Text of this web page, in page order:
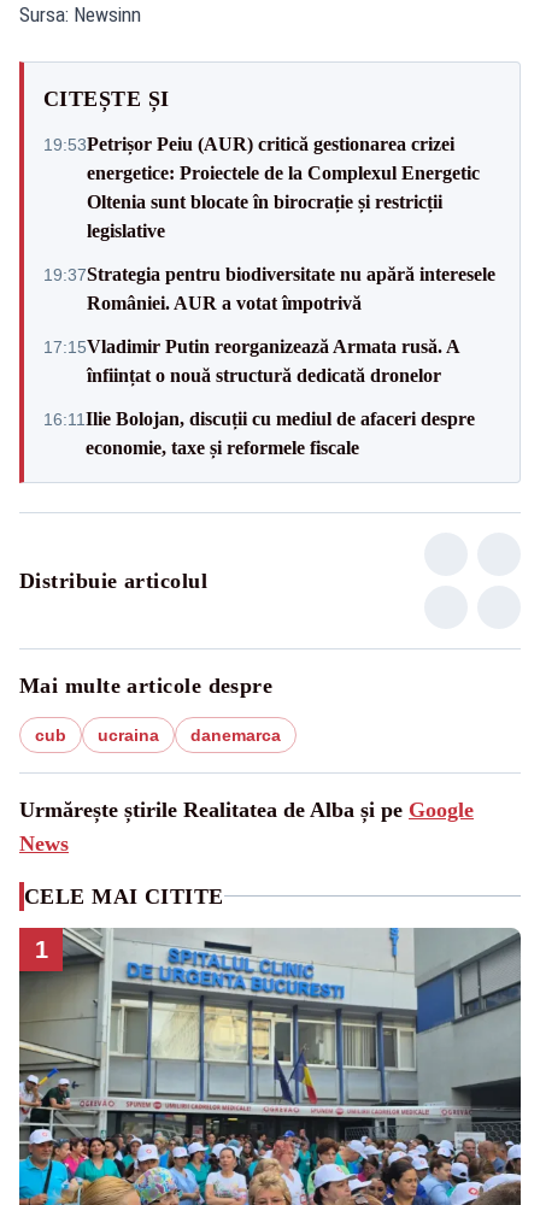
Sursa: Newsinn
CITEȘTE ȘI
19:53Petrișor Peiu (AUR) critică gestionarea crizei
energetice: Proiectele de la Complexul Energetic
Oltenia sunt blocate în birocrație și restricții
legislative
19:37Strategia pentru biodiversitate nu apără interesele
României. AUR a votat împotrivă
17:15Vladimir Putin reorganizează Armata rusă. A
înființat o nouă structură dedicată dronelor
16:11Ilie Bolojan, discuții cu mediul de afaceri despre
economie, taxe și reformele fiscale
Distribuie articolul
Mai multe articole despre
cub ucraina danemarca
Urmărește știrile Realitatea de Alba și pe Google
News
CELE MAI CITITE
1